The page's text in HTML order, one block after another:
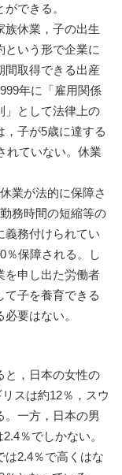
できる。
族休業，子の出生
という形で企業に
間取得できる出産
年に「雇用関係
」として法律上の
子が5歳に達する
れていない。休業
業が法的に保障さ
務時間の短縮等の
義務付けられてい
％保障される。し
を申し出た労働者
て子を養育できる
要はない。
と，日本の女性の
スは約12％，スウ
。一方，日本の男
％でしかない。
は2.4％で高くはな